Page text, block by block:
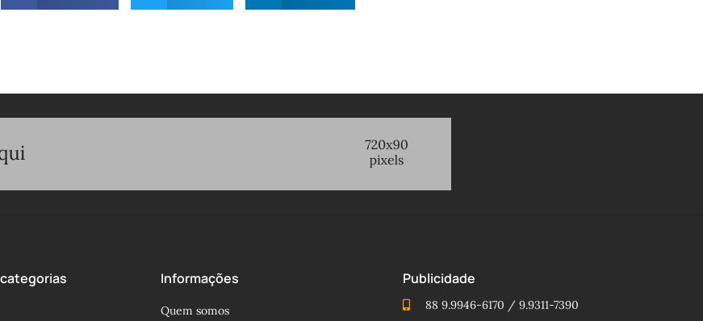
Informações
Quem somos
Publicidade
88 9.9946-6170 / 9.9311-7390